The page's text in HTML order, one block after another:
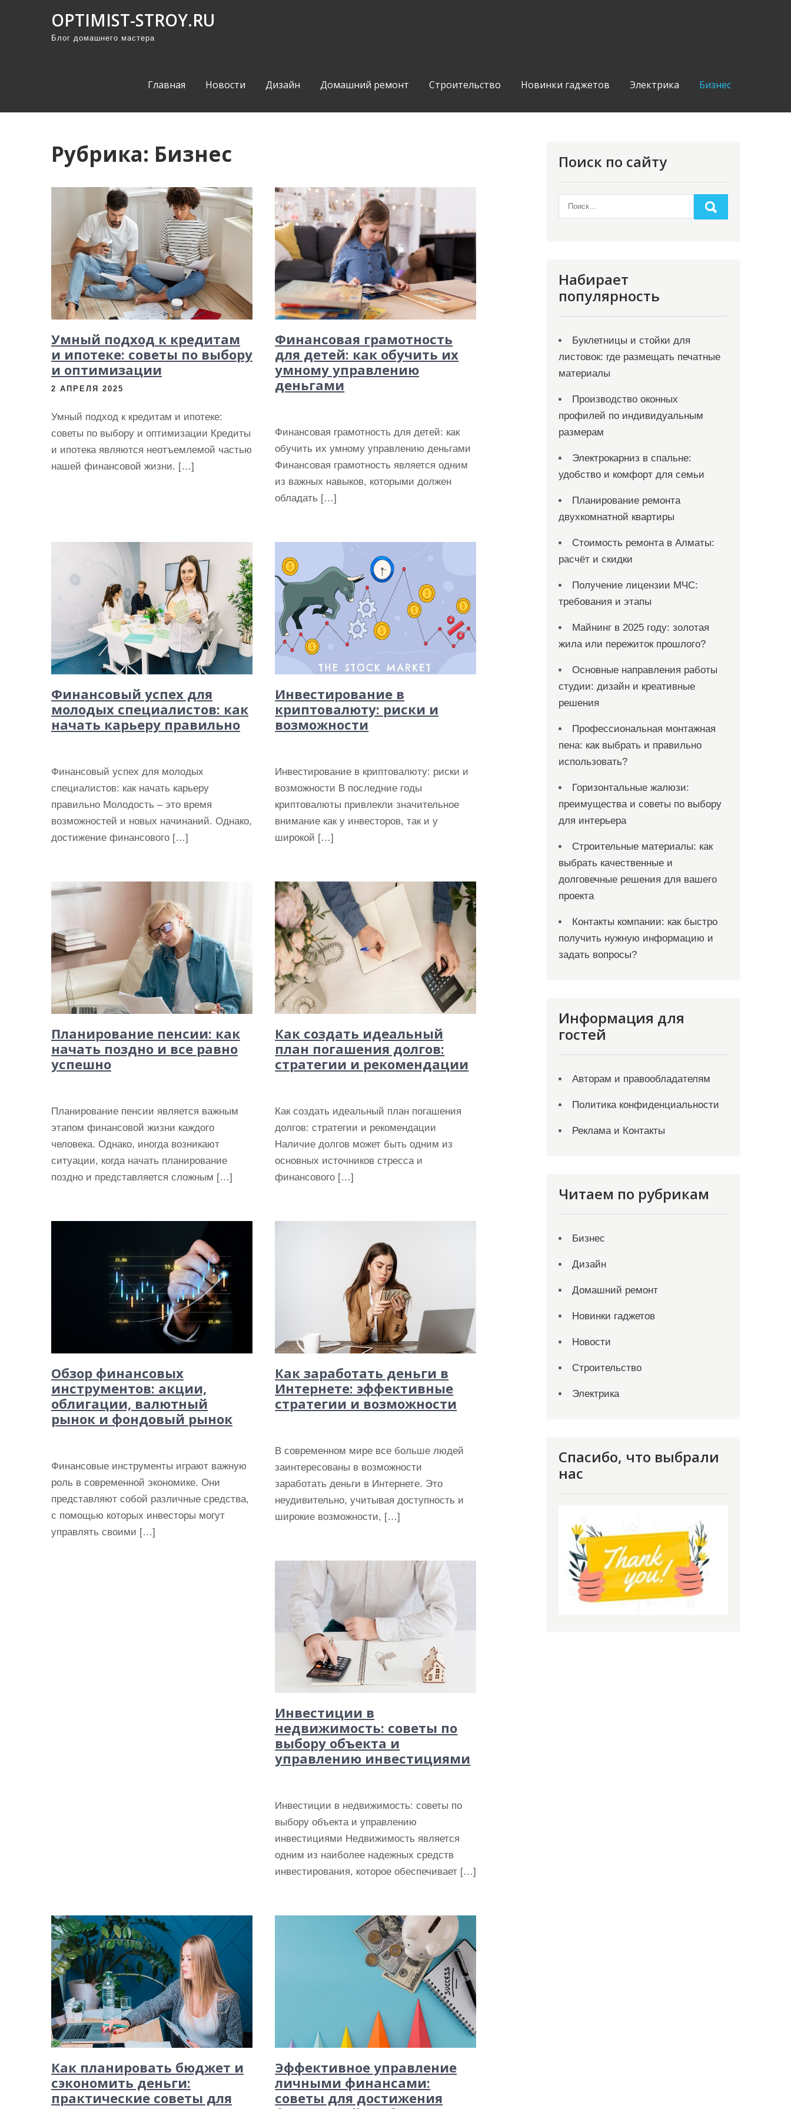
OPTIMIST-STROY.RU
Блог домашнего мастера
Главная Новости Дизайн Домашний ремонт Строительство Новинки гаджетов Электрика Бизнес
Рубрика: Бизнес
Умный подход к кредитам
и ипотеке: советы по выбору
и оптимизации
2 АПРЕЛЯ 2025
Умный подход к кредитам и ипотеке:
советы по выбору и оптимизации Кредиты
и ипотека являются неотъемлемой частью
нашей финансовой жизни. […]
Финансовая грамотность
для детей: как обучить их
умному управлению
деньгами
Финансовая грамотность для детей: как
обучить их умному управлению деньгами
Финансовая грамотность является одним
из важных навыков, которыми должен
обладать […]
Финансовый успех для
молодых специалистов: как
начать карьеру правильно
Финансовый успех для молодых
специалистов: как начать карьеру
правильно Молодость – это время
возможностей и новых начинаний. Однако,
достижение финансового […]
Инвестирование в
криптовалюту: риски и
возможности
Инвестирование в криптовалюту: риски и
возможности В последние годы
криптовалюты привлекли значительное
внимание как у инвесторов, так и у
широкой […]
Планирование пенсии: как
начать поздно и все равно
успешно
Планирование пенсии является важным
этапом финансовой жизни каждого
человека. Однако, иногда возникают
ситуации, когда начать планирование
поздно и представляется сложным […]
Как создать идеальный
план погашения долгов:
стратегии и рекомендации
Как создать идеальный план погашения
долгов: стратегии и рекомендации
Наличие долгов может быть одним из
основных источников стресса и
финансового […]
Обзор финансовых
инструментов: акции,
облигации, валютный
рынок и фондовый рынок
Финансовые инструменты играют важную
роль в современной экономике. Они
представляют собой различные средства,
с помощью которых инвесторы могут
управлять своими […]
Как заработать деньги в
Интернете: эффективные
стратегии и возможности
В современном мире все больше людей
заинтересованы в возможности
заработать деньги в Интернете. Это
неудивительно, учитывая доступность и
широкие возможности, […]
Инвестиции в
недвижимость: советы по
выбору объекта и
управлению инвестициями
Инвестиции в недвижимость: советы по
выбору объекта и управлению
инвестициями Недвижимость является
одним из наиболее надежных средств
инвестирования, которое обеспечивает […]
Как планировать бюджет и
сэкономить деньги:
практические советы для
Эффективное управление
личными финансами:
советы для достижения
Поиск по сайту
Набирает
популярность
Буклетницы и стойки для
листовок: где размещать печатные
материалы
Производство оконных
профилей по индивидуальным
размерам
Электрокарниз в спальне:
удобство и комфорт для семьи
Планирование ремонта
двухкомнатной квартиры
Стоимость ремонта в Алматы:
расчёт и скидки
Получение лицензии МЧС:
требования и этапы
Майнинг в 2025 году: золотая
жила или пережиток прошлого?
Основные направления работы
студии: дизайн и креативные
решения
Профессиональная монтажная
пена: как выбрать и правильно
использовать?
Горизонтальные жалюзи:
преимущества и советы по выбору
для интерьера
Строительные материалы: как
выбрать качественные и
долговечные решения для вашего
проекта
Контакты компании: как быстро
получить нужную информацию и
задать вопросы?
Информация для
гостей
Авторам и правообладателям
Политика конфиденциальности
Реклама и Контакты
Читаем по рубрикам
Бизнес
Дизайн
Домашний ремонт
Новинки гаджетов
Новости
Строительство
Электрика
Спасибо, что выбрали
нас